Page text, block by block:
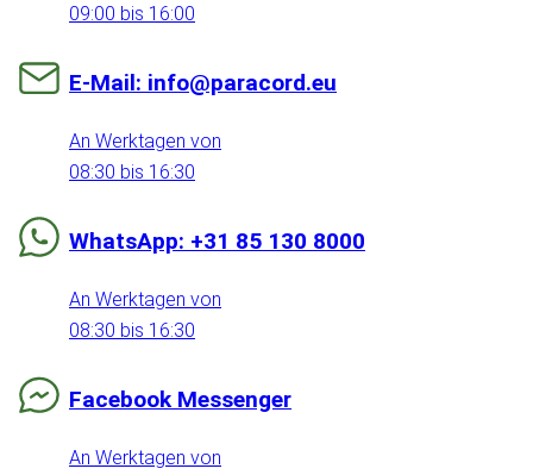
09:00 bis 16:00
E-Mail: info@paracord.eu
An Werktagen von
08:30 bis 16:30
WhatsApp: +31 85 130 8000
An Werktagen von
08:30 bis 16:30
Facebook Messenger
An Werktagen von